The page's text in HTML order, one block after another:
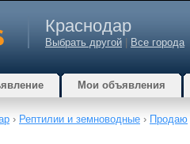
Краснодар
Выбрать другой Все города
Мои объявления
› Рептилии и земноводные › Продаю